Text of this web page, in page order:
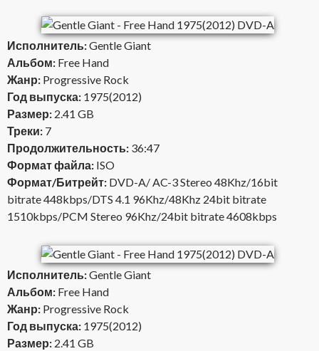
Исполнитель:Gentle Giant
Альбом: Free Hand
Жанр: Progressive Rock
Год выпуска: 1975(2012)
Размер: 2.41 GB
Треки: 7
Продолжительность: 36:47
Формат файла: ISO
Формат/Битрейт: DVD-A/ AC-3 Stereo 48Khz/16bit
bitrate 448kbps/DTS 4.1 96Khz/48Khz 24bit bitrate
1510kbps/PCM Stereo 96Khz/24bit bitrate 4608kbps
Исполнитель:Gentle Giant
Альбом: Free Hand
Жанр: Progressive Rock
Год выпуска: 1975(2012)
Размер: 2.41 GB